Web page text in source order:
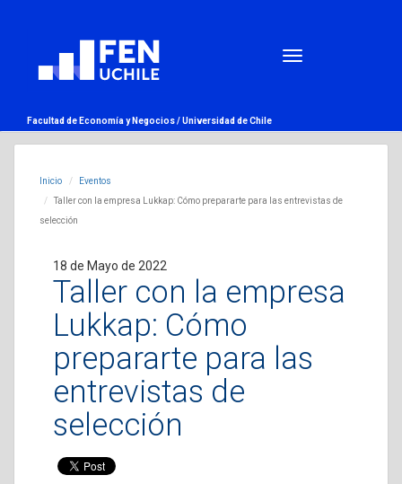
Facultad de Economía y Negocios /Universidad de Chile
Inicio
Eventos
Taller con la empresa Lukkap: Cómo prepararte para las entrevistas de
selección
18 de Mayo de 2022
Taller con la empresa
Lukkap: Cómo
prepararte para las
entrevistas de
selección